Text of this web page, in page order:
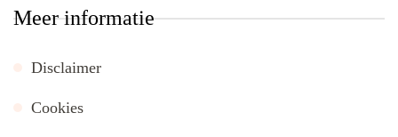
Meer informatie
Disclaimer
Cookies